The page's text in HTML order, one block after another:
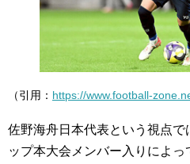
（引用： https://www.football-
佐野海舟日本代表という視点
ップ本大会メンバー入りによ